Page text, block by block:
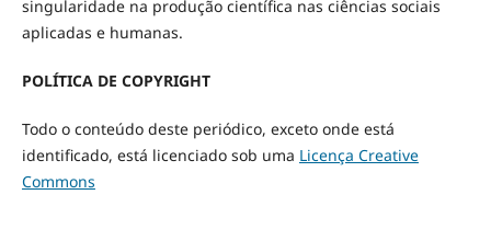
singularidade na produção científica nas ciências sociais
aplicadas e humanas.
POLÍTICA DE COPYRIGHT
Todo o conteúdo deste periódico, exceto onde está
identificado, está licenciado sob uma Licença Creative
Commons